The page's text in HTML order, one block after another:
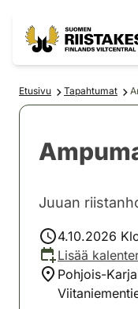
Etusivu Tapahtumat
Juuan
4.10.2026
Lisää
Pohjois-